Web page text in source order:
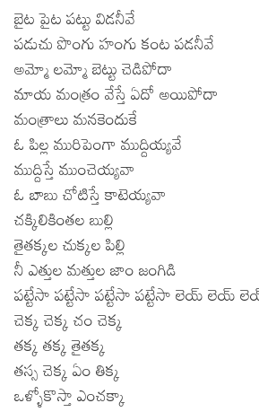
బైట పైట పట్టు విడనీవే
పడుచు పొంగు హంగు కంట పడనీవే
అమ్మో లమ్మో బెట్టు చెడిపోదా
మాయ మంత్రం వేస్తే ఏదో అయిపోదా
మంత్రాలు మనకెందుకే
ఓ పిల్ల మురిపెంగా ముద్దియ్యవే
ముద్దిస్తే ముంచెయ్యవా
ఓ బాబు చోటిస్తే కాటెయ్యవా
చక్కిలికింతల బుల్లి
తైతక్కల చుక్కల పిల్లి
నీ ఎత్తుల మత్తుల జాం జంగిడి
పట్టేసా పట్టేసా పట్టేసా పట్టేసా లెయ్
చెక్క చెక్క చం చెక్క
తక్క తక్క తైతక్క
తస్స చెక్క ఏం తిక్క
ఒళ్ళోకొస్తా ఎంచక్కా